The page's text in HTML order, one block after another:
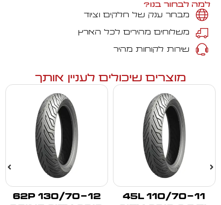
למה לבחור בנו?
מבחר ענק של חלקים וציוד
משלוחים מהירים לכל הארץ
שירות לקוחות מהיר
מוצרים שיכולים לעניין אותך
110/70-11 45L
130/70-12 62P